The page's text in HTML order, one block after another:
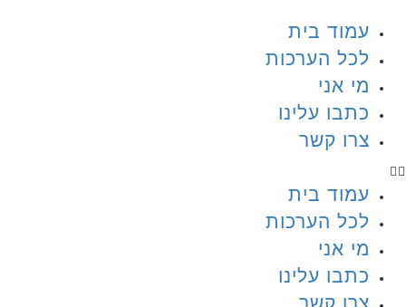
עמוד בית
לכל הערכות
מי אני
כתבו עלינו
צרו קשר
עמוד בית
לכל הערכות
מי אני
כתבו עלינו